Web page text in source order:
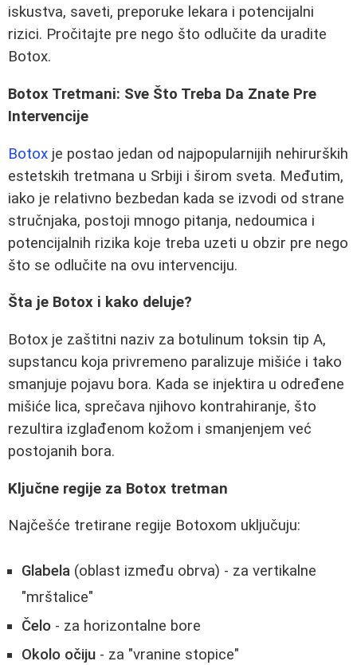
iskustva, saveti, preporuke lekara i potencijalni
rizici. Pročitajte pre nego što odlučite da uradite
Botox.
Botox Tretmani: Sve Što Treba Da Znate Pre
Intervencije
Botox je postao jedan od najpopularnijih nehirurških
estetskih tretmana u Srbiji i širom sveta. Međutim,
iako je relativno bezbedan kada se izvodi od strane
stručnjaka, postoji mnogo pitanja, nedoumica i
potencijalnih rizika koje treba uzeti u obzir pre nego
što se odlučite na ovu intervenciju.
Šta je Botox i kako deluje?
Botox je zaštitni naziv za botulinum toksin tip A,
supstancu koja privremeno paralizuje mišiće i tako
smanjuje pojavu bora. Kada se injektira u određene
mišiće lica, sprečava njihovo kontrahiranje, što
rezultira izglađenom kožom i smanjenjem već
postojanih bora.
Ključne regije za Botox tretman
Najčešće tretirane regije Botoxom uključuju:
Glabela (oblast između obrva) - za vertikalne
"mrštalice"
Čelo - za horizontalne bore
Okolo očiju - za "vranine stopice"